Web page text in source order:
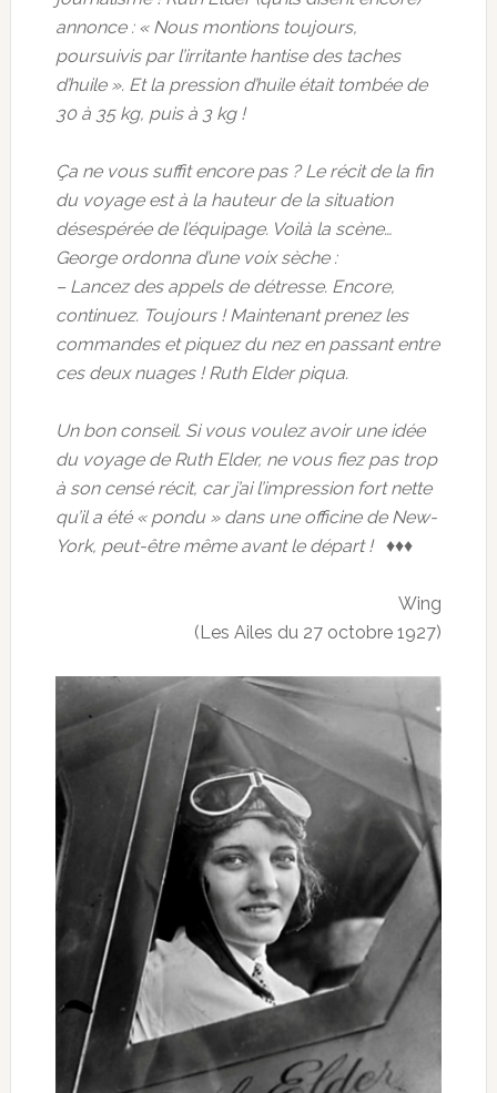
annonce : « Nous montions toujours,
poursuivis par l’irritante hantise des taches
d’huile ». Et la pression d’huile était tombée de
30 à 35 kg, puis à 3 kg !
Ça ne vous suffit encore pas ? Le récit de la fin
du voyage est à la hauteur de la situation
désespérée de l’équipage. Voilà la scène…
George ordonna d’une voix sèche :
– Lancez des appels de détresse. Encore,
continuez. Toujours ! Maintenant prenez les
commandes et piquez du nez en passant entre
ces deux nuages ! Ruth Elder piqua.
Un bon conseil. Si vous voulez avoir une idée
du voyage de Ruth Elder, ne vous fiez pas trop
à son censé récit, car j’ai l’impression fort nette
qu’il a été « pondu » dans une officine de New-
York, peut-être même avant le départ ! ♦♦♦
Wing
(Les Ailes du 27 octobre 1927)